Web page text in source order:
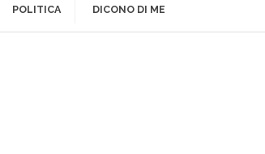
POLITICA DICONO DI ME